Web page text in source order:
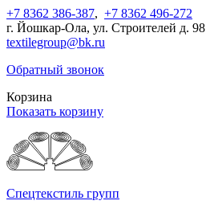
+7 8362 386-387, +7 8362 496-272
г. Йошкар-Ола, ул. Строителей д. 98
textilegroup@bk.ru
Обратный звонок
Корзина
Показать корзину
Спецтекстиль групп